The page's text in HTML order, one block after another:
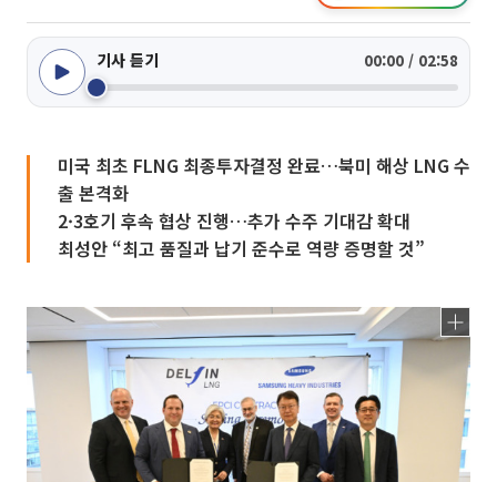
기사 듣기 00:00 / 02:58
미국 최초 FLNG 최종투자결정 완료…북미 해상 LNG 수
출 본격화
2·3호기 후속 협상 진행…추가 수주 기대감 확대
최성안 “최고 품질과 납기 준수로 역량 증명할 것”